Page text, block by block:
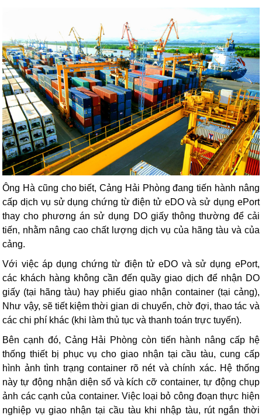
Ông Hà cũng cho biết, Cảng Hải Phòng đang tiến hành nâng
cấp dịch vụ sử dụng chứng từ điện tử eDO và sử dụng ePort
thay cho phương án sử dụng DO giấy thông thường để cải
tiến, nhằm nâng cao chất lượng dịch vụ của hãng tàu và của
cảng.
Với việc áp dụng chứng từ điện tử eDO và sử dụng ePort,
các khách hàng không cần đến quầy giao dịch để nhận DO
giấy (tại hãng tàu) hay phiếu giao nhận container (tại cảng),
Như vậy, sẽ tiết kiệm thời gian di chuyển, chờ đợi, thao tác và
các chi phí khác (khi làm thủ tục và thanh toán trực tuyến).
Bên cạnh đó, Cảng Hải Phòng còn tiến hành nâng cấp hệ
thống thiết bị phục vụ cho giao nhận tại cầu tàu, cung cấp
hình ảnh tình trạng container rõ nét và chính xác. Hệ thống
này tự động nhận diện số và kích cỡ container, tự động chụp
ảnh các cạnh của container. Việc loại bỏ công đoạn thực hiện
nghiệp vụ giao nhận tại cầu tàu khi nhập tàu, rút ngắn thời